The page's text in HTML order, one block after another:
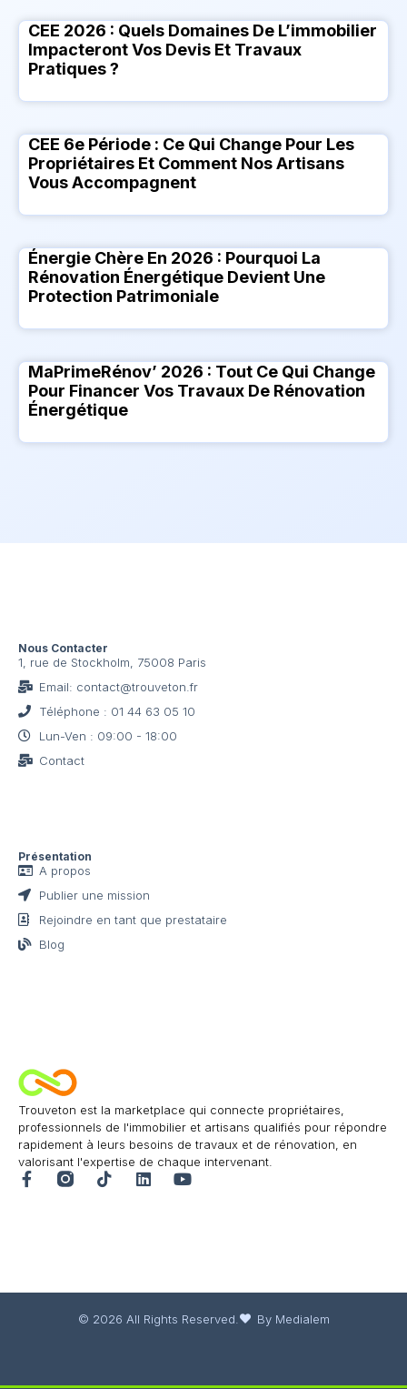
CEE 2026 : Quels Domaines De L’immobilier
Impacteront Vos Devis Et Travaux
Pratiques ?
CEE 6e Période : Ce Qui Change Pour Les
Propriétaires Et Comment Nos Artisans
Vous Accompagnent
Énergie Chère En 2026 : Pourquoi La
Rénovation Énergétique Devient Une
Protection Patrimoniale
MaPrimeRénov’ 2026 : Tout Ce Qui Change
Pour Financer Vos Travaux De Rénovation
Énergétique
Trouveton est la marketplace qui connecte propriétaires,
professionnels de l'immobilier et artisans qualifiés pour répondre
rapidement à leurs besoins de travaux et de rénovation, en
valorisant l'expertise de chaque intervenant.
Présentation
A propos
Publier une mission
Rejoindre en tant que prestataire
Blog
Nous Contacter
1, rue de Stockholm, 75008 Paris
Email: contact@trouveton.fr
Téléphone : 01 44 63 05 10
Lun-Ven : 09:00 - 18:00
Contact
© 2026 All Rights Reserved. By Medialem